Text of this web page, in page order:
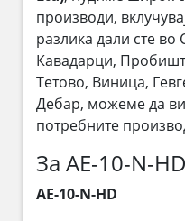
производи,
разлика дали сте во
Кавадарци,
Тетово, Виница,
Дебар, можеме да
потребните
За AE-10-N-HD
AE-10-N-HD